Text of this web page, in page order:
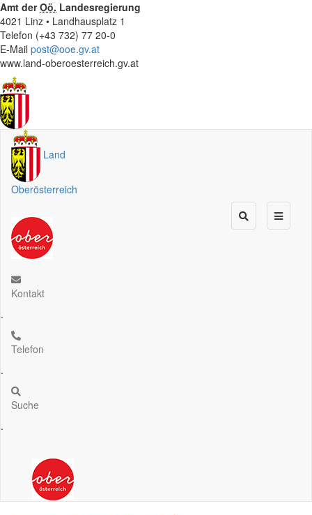
Amt derOö. Landesregierung
4021 Linz • Landhausplatz 1
Telefon (+43 732) 77 20-0
E-Mail post@ooe.gv.at
www.land-oberoesterreich.gv.at
Land
Oberösterreich
Kontakt
.
Telefon
.
Suche
.